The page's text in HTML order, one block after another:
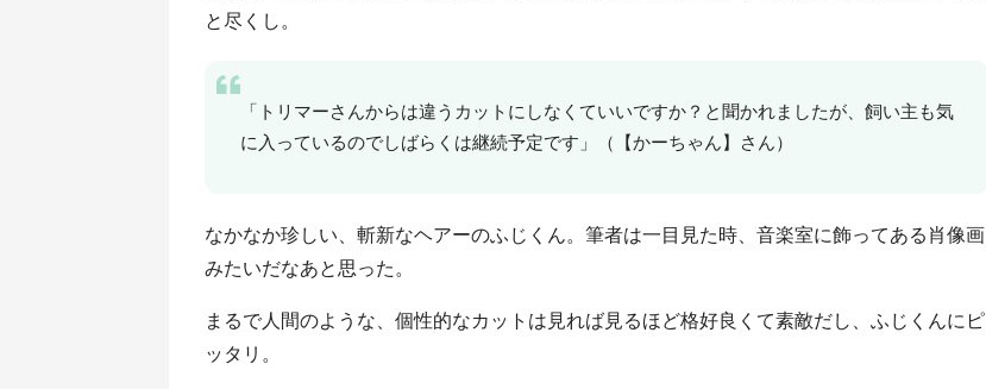
と尽くし。
「トリマーさんからは違うカットにしなくていいですか？と聞かれましたが、飼い主も気
に入っているのでしばらくは継続予定です」（【かーちゃん】さん）
なかなか珍しい、斬新なヘアーのふじくん。筆者は一目見た時、音楽室に飾ってある肖像画
みたいだなあと思った。
まるで人間のような、個性的なカットは見れば見るほど格好良くて素敵だし、ふじくんにピ
ッタリ。